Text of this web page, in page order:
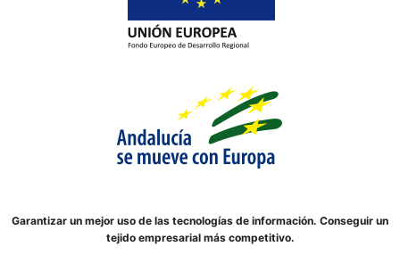
Garantizar un mejor uso de las tecnologías de información. Conseguir un
tejido empresarial más competitivo.